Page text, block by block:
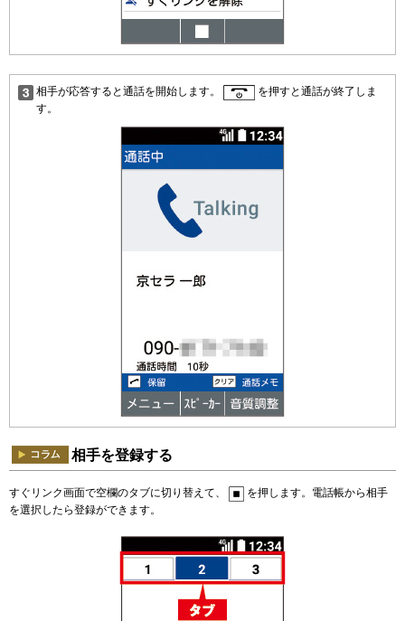
相手が応答すると通話を開始します。
を押すと通話が終了しま
す。
相手を登録する
すぐリンク画面で空欄のタブに切り替えて、
を押します。電話帳から相手
を選択したら登録ができます。